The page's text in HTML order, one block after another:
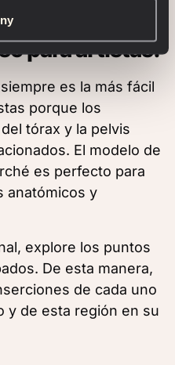
para artistas.
es la más fácil
porque los
tórax y la pelvis
El modelo de
es perfecto para
anatómicos y
explore los puntos
De esta manera,
de cada uno
y de esta región en su